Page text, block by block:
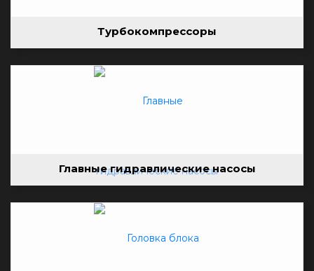
Турбокомпрессоры
Главные гидравлические насосы